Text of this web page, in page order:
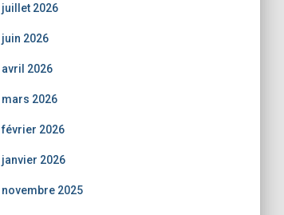
juillet 2026
juin 2026
avril 2026
mars 2026
février 2026
janvier 2026
novembre 2025